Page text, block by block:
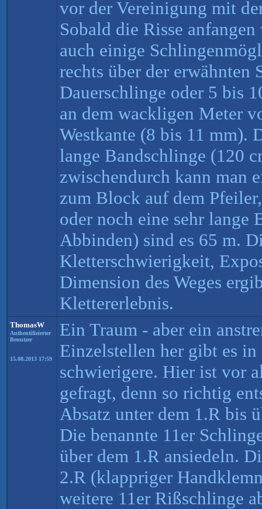
vor der Vereinigung mit
Sobald die Risse
auch einige
rechts über der erwähnten
Dauerschlinge oder 5 bis
an dem wackligen Meter
Westkante (8 bis 11 mm).
lange Bandschlinge (120
zwischendurch kann man
zum Block auf dem
oder noch eine sehr lange
Abbinden) sind es 65 m.
Kletterschwierigkeit,
Dimension des Weges
Klettererlebnis.
ThomasW
Authentifizierter
Benutzer
15.08.2013 17:59
Ein Traum - aber ein
Einzelstellen her gibt es
schwierigere. Hier ist vor
gefragt, denn so richtig
Absatz unter dem 1.R bis
Die benannte 11er
über dem 1.R ansiedeln.
2.R (klappriger
weitere 11er Rißschlinge